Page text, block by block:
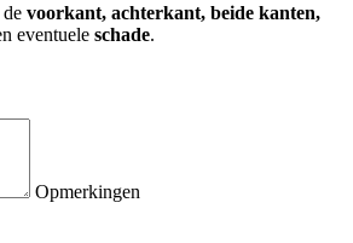
voorkant, achterkant, beide kanten,
eventuele schade.
Opmerkingen